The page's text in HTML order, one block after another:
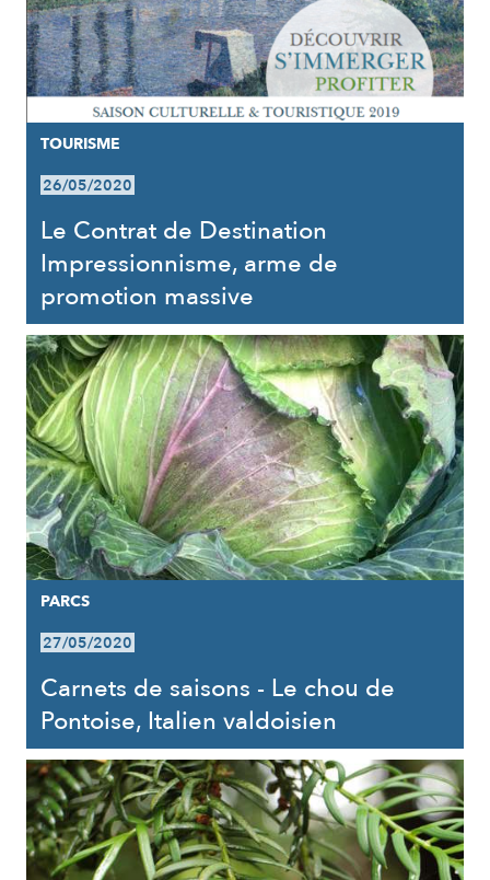
TOURISME
26/05/2020
Le Contrat de Destination
Impressionnisme, arme de
promotion massive
PARCS
27/05/2020
Carnets de saisons - Le chou de
Pontoise, Italien valdoisien